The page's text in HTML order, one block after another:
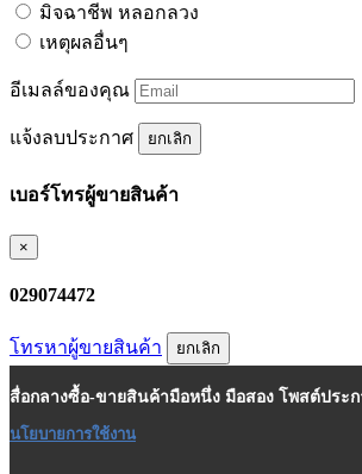
มิจฉาชีพ หลอกลวง
เหตุผลอื่นๆ
อีเมลล์ของคุณ
แจ้งลบประกาศ ยกเลิก
เบอร์โทรผู้ขายสินค้า
×
029074472
โทรหาผู้ขายสินค้า ยกเลิก
สื่อกลางซื้อ-ขายสินค้ามือหนึ่ง มือสอง โพสต์ประ
นโยบายการใช้งาน